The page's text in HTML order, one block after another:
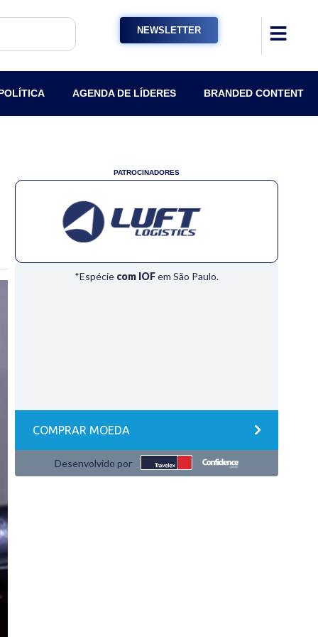
NEWSLETTER
AGENDA DE LÍDERES BRANDED CONTENT
PATROCINADORES